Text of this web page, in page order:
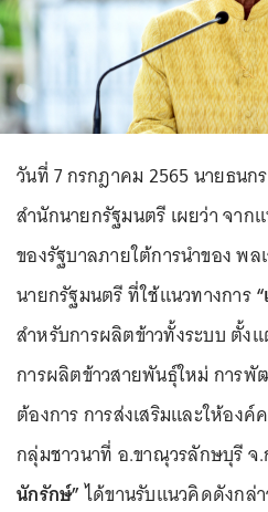
วันที่ 7 กรกฎาคม 2565 นายธน
สำนักนายกรัฐมนตรี เผยว่า จา
ของรัฐบาลภายใต้การนำของ พ
นายกรัฐมนตรี ที่ใช้แนวทางการ
สำหรับการผลิตข้าวทั้งระบบ ตั้ง
การผลิตข้าวสายพันธุ์ใหม่ การ
ต้องการ การส่งเสริมและให้องค์
กลุ่มชาวนาที่ อ.ขาณุวรลักษบุรี จ
นักรักษ์”ได้ขานรับแนวคิดดังกล่